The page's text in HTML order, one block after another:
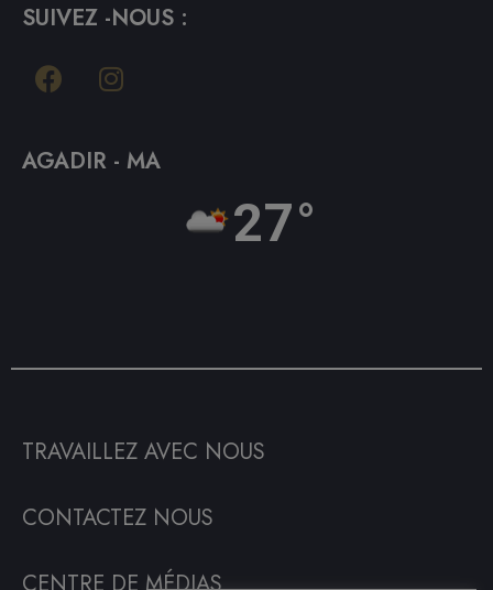
SUIVEZ -NOUS :
AGADIR - MA
27°
TRAVAILLEZ AVEC NOUS
CONTACTEZ NOUS
CENTRE DE MÉDIAS